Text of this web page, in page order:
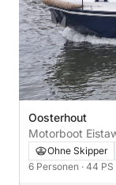
Oosterhout
Ohne Skipper
6 Personen · 44 PS